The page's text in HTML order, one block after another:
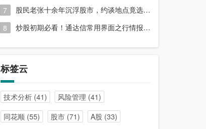
7
股民老张十余年沉浮股市，约谈地点竟选在开户超市门口？
8
炒股初期必看！通达信常用界面之行情报价与分时图介绍
标签云
技术分析 (41) 风险管理 (41)
同花顺 (55) 股市 (71) A股 (33)